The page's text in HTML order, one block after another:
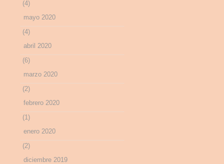
(4)
mayo 2020
(4)
abril 2020
(6)
marzo 2020
(2)
febrero 2020
(1)
enero 2020
(2)
diciembre 2019